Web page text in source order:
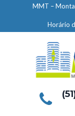
NOSSOS
ENGENHARIA
LIMPEZA E
MANUTENÇÃO
DEMARCAÇÕES
MMT –
Horário